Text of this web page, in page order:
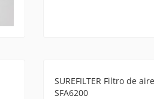
SUREFILTER Filtro de aire
SFA6200